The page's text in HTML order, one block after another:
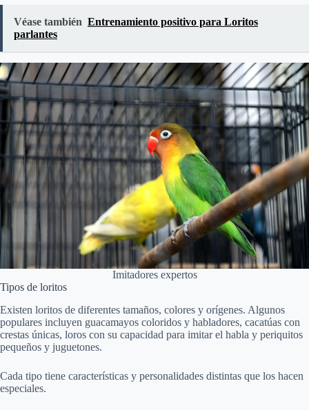
Véase también Entrenamiento positivo para Loritos
parlantes
Imitadores expertos
Tipos de loritos
Existen loritos de diferentes tamaños, colores y orígenes. Algunos
populares incluyen guacamayos coloridos y habladores, cacatúas con
crestas únicas, loros con su capacidad para imitar el habla y periquitos
pequeños y juguetones.
Cada tipo tiene características y personalidades distintas que los hacen
especiales.